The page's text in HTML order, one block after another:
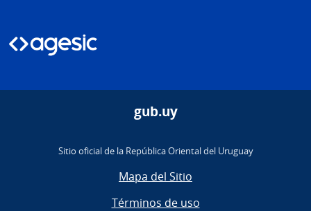
gub.uy
Sitio oficial de la República Oriental del Uruguay
Mapa del Sitio
Términos de uso